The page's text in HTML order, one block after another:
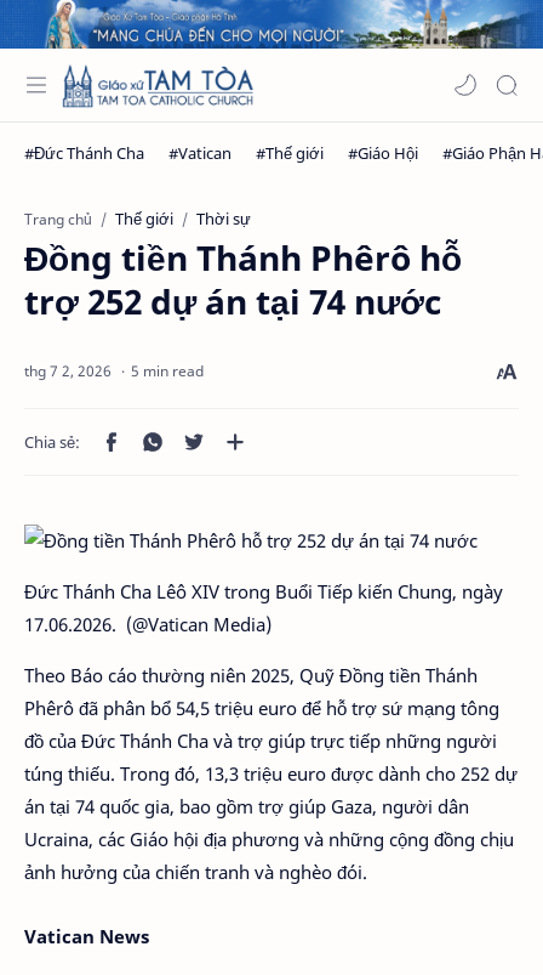
Trang chủ Thế giới Thời sự
Đồng tiền Thánh Phêrô hỗ
trợ 252 dự án tại 74 nước
5 min read
Đức Thánh Cha Lêô XIV trong Buổi Tiếp kiến Chung, ngày
17.06.2026. (@Vatican Media)
Theo Báo cáo thường niên 2025, Quỹ Đồng tiền Thánh
Phêrô đã phân bổ 54,5 triệu euro để hỗ trợ sứ mạng tông
đồ của Đức Thánh Cha và trợ giúp trực tiếp những người
túng thiếu. Trong đó, 13,3 triệu euro được dành cho 252 dự
án tại 74 quốc gia, bao gồm trợ giúp Gaza, người dân
Ucraina, các Giáo hội địa phương và những cộng đồng chịu
ảnh hưởng của chiến tranh và nghèo đói.
Vatican News